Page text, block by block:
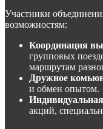
Участники
возможностям:
Координация
групповых
маршрутам
Дружное
и обмен опытом.
акций,